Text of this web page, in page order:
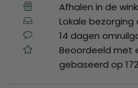
Afhalen in de
Lokale bezorging
14 dagen
Beoordeeld met
gebaseerd op